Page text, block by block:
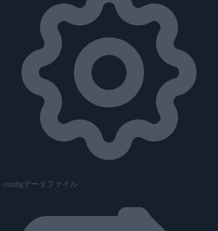
configデータファイル